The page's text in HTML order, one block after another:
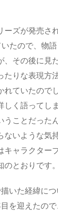
ーズが発売さ
たので、物
、その後に見
たりな表現方
ていたのでし
しく語ってし
うことだった
いような気
キャラクター
とおりです。
いた経緯に
を迎えたの